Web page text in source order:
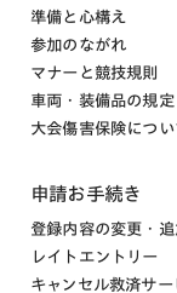
準備と心構え
参加のながれ
マナーと競技規則
車両・装備品の規定
大会傷害保険につい
申請お手続き
登録内容の変更・
レイトエントリー
キャンセル救済サー